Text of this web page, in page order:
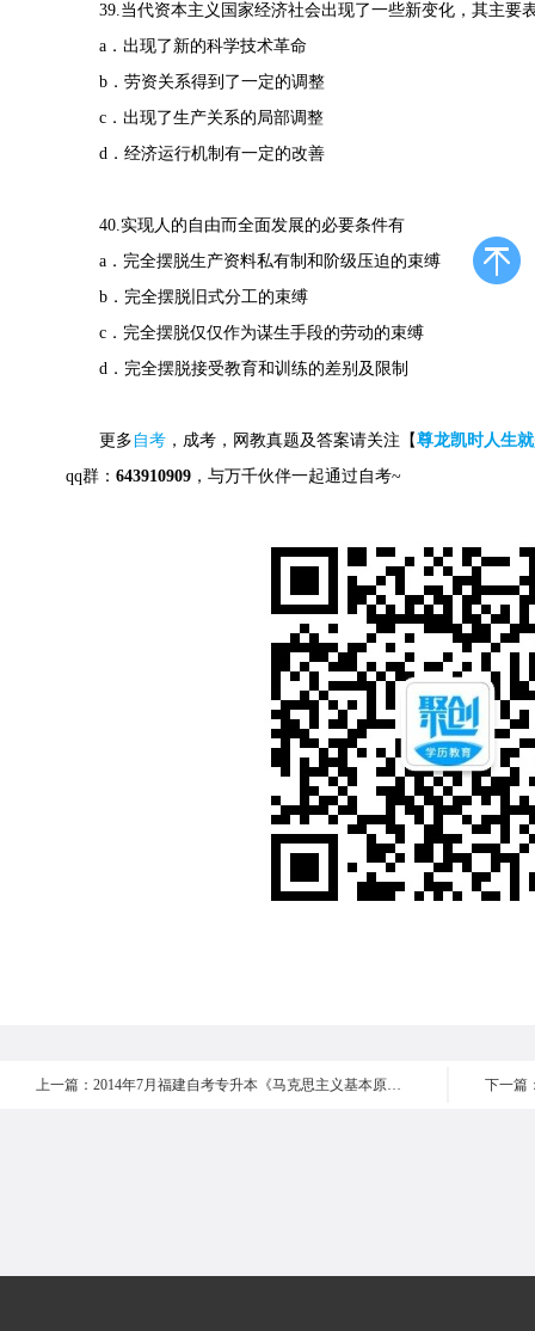
39.当代资本主义国家经济社会出现了一些新变化，其主要
a．出现了新的科学技术革命
b．劳资关系得到了一定的调整
c．出现了生产关系的局部调整
d．经济运行机制有一定的改善
40.实现人的自由而全面发展的必要条件有
a．完全摆脱生产资料私有制和阶级压迫的束缚
b．完全摆脱旧式分工的束缚
c．完全摆脱仅仅作为谋生手段的劳动的束缚
d．完全摆脱接受教育和训练的差别及限制
更多 自考 ，成考，网教真题及答案请关注【尊龙凯时人生
qq群： 643910909 ，与万千伙伴一起通过自考~
上一篇：2014年7月福建自考专升本《马克思主义基本原理概论 》真题多选题31-35